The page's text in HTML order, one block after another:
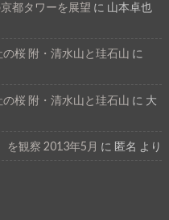
都タワーを展望 に 山本卓也
桜 附・清水山と珪石山 に
桜 附・清水山と珪石山 に 大
を観察 2013年5月 に 匿名 より